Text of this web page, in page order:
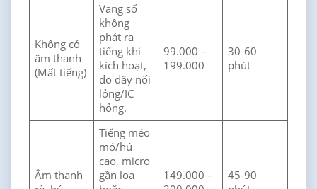
Không có
âm thanh
(Mất tiếng)
Vang số
không
phát ra
tiếng khi
kích hoạt,
do dây nối
lỏng/IC
hỏng.
99.000 –
199.000
30-60
phút
Âm thanh
Tiếng méo
mó/hú
cao, micro
gần loa
149.000 –
45-90